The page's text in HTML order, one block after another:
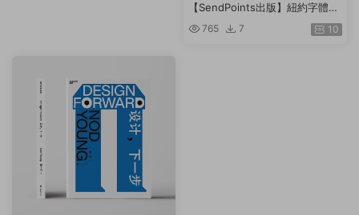
【SendPoints出版】紐約字體指
導俱樂部年鑒 39 The 39th Ann
ual of the Type Directors Club
765 7 10